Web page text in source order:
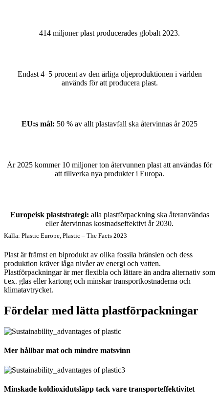
414 miljoner plast producerades globalt 2023.
Endast 4–5 procent av den årliga oljeproduktionen i världen
används för att producera plast.
EU:s mål: 50 % av allt plastavfall ska återvinnas år 2025
År 2025 kommer 10 miljoner ton återvunnen plast att användas för
att tillverka nya produkter i Europa.
Europeisk plaststrategi: alla plastförpackning ska återanvändas
eller återvinnas kostnadseffektivt år 2030.
Källa: Plastic Europe, Plastic – The Facts 2023
Plast är främst en biprodukt av olika fossila bränslen och dess
produktion kräver låga nivåer av energi och vatten.
Plastförpackningar är mer flexibla och lättare än andra alternativ som
t.ex. glas eller kartong och minskar transportkostnaderna och
klimatavtrycket.
Fördelar med lätta plastförpackningar
Mer hållbar mat och mindre matsvinn
Minskade koldioxidutsläpp tack vare transporteffektivitet